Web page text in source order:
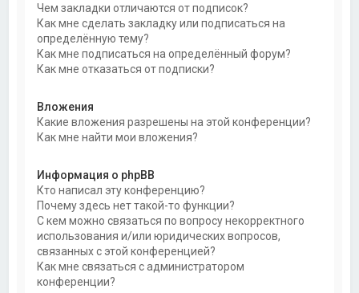
Чем закладки отличаются от подписок?
Как мне сделать закладку или подписаться на
определённую тему?
Как мне подписаться на определённый форум?
Как мне отказаться от подписки?
Вложения
Какие вложения разрешены на этой конференции?
Как мне найти мои вложения?
Информация о phpBB
Кто написал эту конференцию?
Почему здесь нет такой-то функции?
С кем можно связаться по вопросу некорректного
использования и/или юридических вопросов,
связанных с этой конференцией?
Как мне связаться с администратором
конференции?